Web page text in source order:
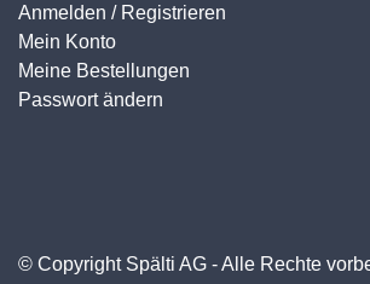
Anmelden / Registrieren
Mein Konto
Meine Bestellungen
Passwort ändern
© Copyright Spälti AG - Alle Rechte